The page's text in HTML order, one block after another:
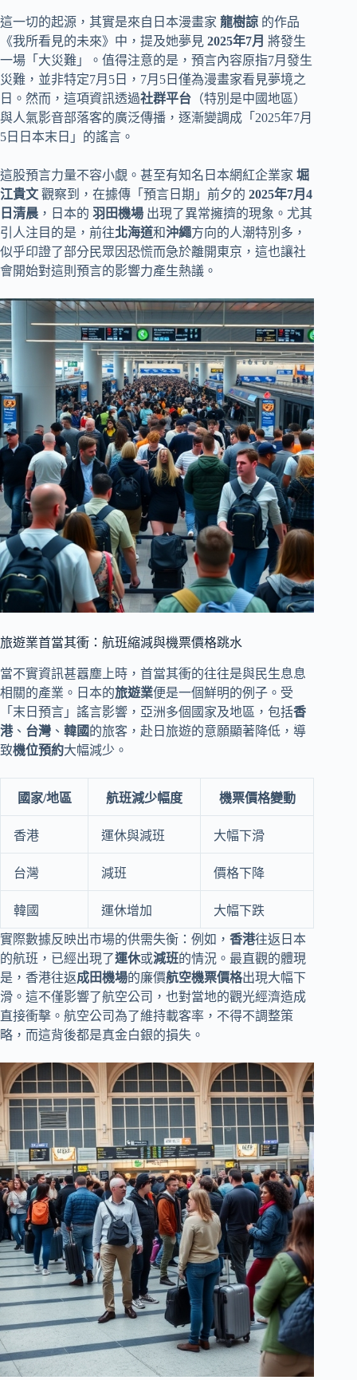
這一切的起源，其實是來自日本漫畫家 龍樹諒 的作品
《我所看見的未來》中，提及她夢見 2025年7月 將發生
一場「大災難」。值得注意的是，預言內容原指7月發生
災難，並非特定7月5日，7月5日僅為漫畫家看見夢境之
日。然而，這項資訊透過社群平台 （特別是中國地區）
與人氣影音部落客的廣泛傳播，逐漸變調成「2025年7月
5日日本末日」的謠言。
這股預言力量不容小覷。甚至有知名日本網紅企業家 堀
江貴文 觀察到，在據傳「預言日期」前夕的 2025年7月4
日清晨 ，日本的 羽田機場 出現了異常擁擠的現象。尤其
引人注目的是，前往北海道和沖繩方向的人潮特別多，
似乎印證了部分民眾因恐慌而急於離開東京，這也讓社
會開始對這則預言的影響力產生熱議。
旅遊業首當其衝：航班縮減與機票價格跳水
當不實資訊甚囂塵上時，首當其衝的往往是與民生息息
相關的產業。日本的旅遊業便是一個鮮明的例子。受
「末日預言」謠言影響，亞洲多個國家及地區，包括香
港、 台灣 、 韓國的旅客，赴日旅遊的意願顯著降低，導
致機位預約大幅減少。
國家/地區 航班減少幅度 機票價格變動
香港 運休與減班 大幅下滑
台灣 減班 價格下降
韓國 運休增加 大幅下跌
實際數據反映出市場的供需失衡：例如， 香港往返日本
的航班，已經出現了運休或減班的情況。最直觀的體現
是，香港往返成田機場的廉價航空機票價格出現大幅下
滑。這不僅影響了航空公司，也對當地的觀光經濟造成
直接衝擊。航空公司為了維持載客率，不得不調整策
略，而這背後都是真金白銀的損失。